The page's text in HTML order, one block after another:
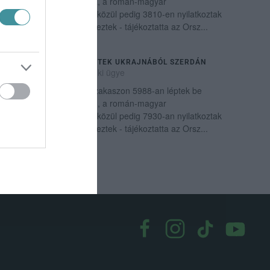
határszakaszon belépők közül pedig 3810-en nyilatkoztak
úgy, hogy Ukrajnából érkeztek - tájékoztatta az Orsz...
TIZENNÉGYEZREN ÉRKEZTEK UKRAJNÁBÓL SZERDÁN
2023. január 05
Mindenki ügye
Az ukrán-magyar határszakaszon 5988-an léptek be
Magyarországra szerdán, a román-magyar
határszakaszon belépők közül pedig 7930-an nyilatkoztak
úgy, hogy Ukrajnából érkeztek - tájékoztatta az Orsz...